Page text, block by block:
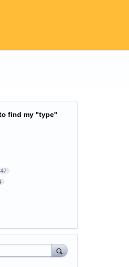
find my "type"